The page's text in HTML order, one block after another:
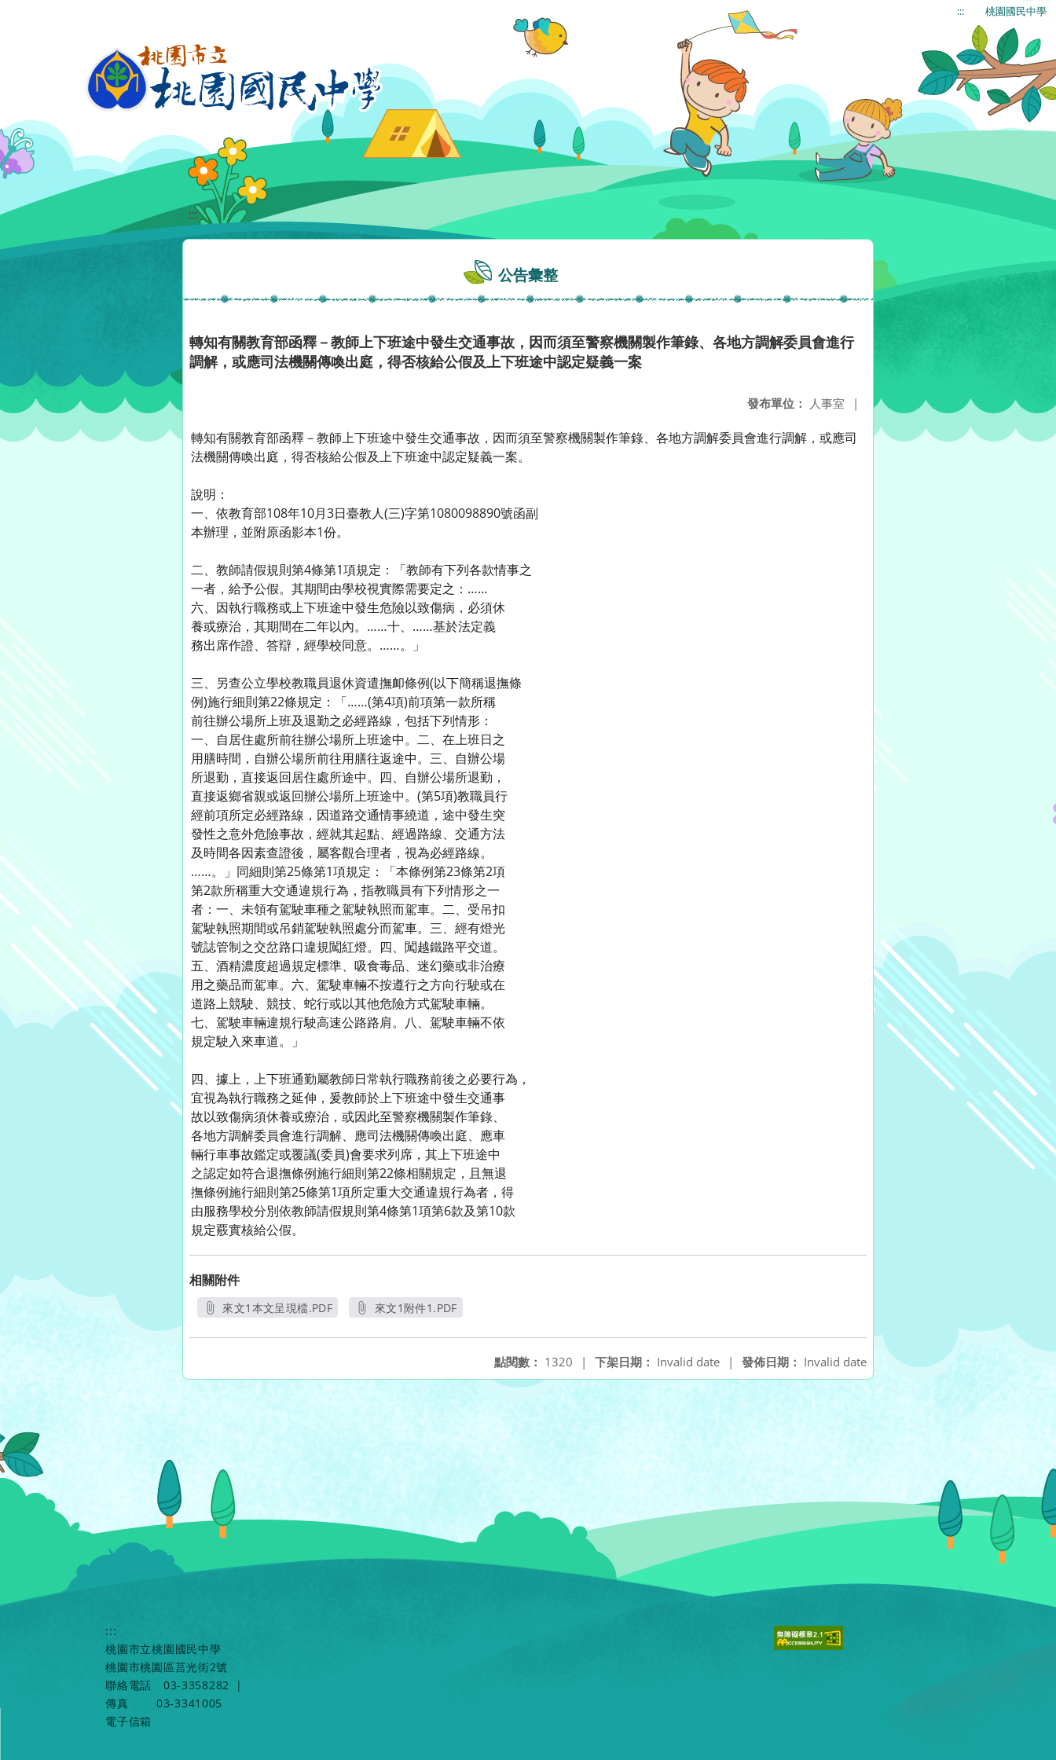
::: 桃園國民中學
:::
公告彙整
轉知有關教育部函釋－教師上下班途中發生交通事故，因而須至警察機關製作筆錄、各地方調解委員會進行
調解，或應司法機關傳喚出庭，得否核給公假及上下班途中認定疑義一案
發布單位： 人事室 |
轉知有關教育部函釋－教師上下班途中發生交通事故，因而須至警察機關製作筆錄、各地方調解委員會進行調解，或應司
法機關傳喚出庭，得否核給公假及上下班途中認定疑義一案。
說明：
一、依教育部108年10月3日臺教人(三)字第1080098890號函副
本辦理，並附原函影本1份。
二、教師請假規則第4條第1項規定：「教師有下列各款情事之
一者，給予公假。其期間由學校視實際需要定之：……
六、因執行職務或上下班途中發生危險以致傷病，必須休
養或療治，其期間在二年以內。……十、……基於法定義
務出席作證、答辯，經學校同意。……。」
三、另查公立學校教職員退休資遣撫卹條例(以下簡稱退撫條
例)施行細則第22條規定：「……(第4項)前項第一款所稱
前往辦公場所上班及退勤之必經路線，包括下列情形：
一、自居住處所前往辦公場所上班途中。二、在上班日之
用膳時間，自辦公場所前往用膳往返途中。三、自辦公場
所退勤，直接返回居住處所途中。四、自辦公場所退勤，
直接返鄉省親或返回辦公場所上班途中。(第5項)教職員行
經前項所定必經路線，因道路交通情事繞道，途中發生突
發性之意外危險事故，經就其起點、經過路線、交通方法
及時間各因素查證後，屬客觀合理者，視為必經路線。
……。」同細則第25條第1項規定：「本條例第23條第2項
第2款所稱重大交通違規行為，指教職員有下列情形之一
者：一、未領有駕駛車種之駕駛執照而駕車。二、受吊扣
駕駛執照期間或吊銷駕駛執照處分而駕車。三、經有燈光
號誌管制之交岔路口違規闖紅燈。四、闖越鐵路平交道。
五、酒精濃度超過規定標準、吸食毒品、迷幻藥或非治療
用之藥品而駕車。六、駕駛車輛不按遵行之方向行駛或在
道路上競駛、競技、蛇行或以其他危險方式駕駛車輛。
七、駕駛車輛違規行駛高速公路路肩。八、駕駛車輛不依
規定駛入來車道。」
四、據上，上下班通勤屬教師日常執行職務前後之必要行為，
宜視為執行職務之延伸，爰教師於上下班途中發生交通事
故以致傷病須休養或療治，或因此至警察機關製作筆錄、
各地方調解委員會進行調解、應司法機關傳喚出庭、應車
輛行車事故鑑定或覆議(委員)會要求列席，其上下班途中
之認定如符合退撫條例施行細則第22條相關規定，且無退
撫條例施行細則第25條第1項所定重大交通違規行為者，得
由服務學校分別依教師請假規則第4條第1項第6款及第10款
規定覈實核給公假。
相關附件
來文1本文呈現檔.PDF
來文1附件1.PDF
發佈日期： Invalid date
下架日期： Invalid date |
點閱數： 1320 |
:::
桃園市立桃園國民中學
桃園市桃園區莒光街2號
聯絡電話
03-3358282
|
傳真
03-3341005
電子信箱